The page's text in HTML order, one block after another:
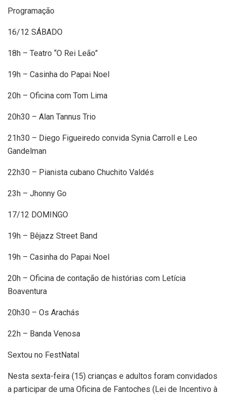
Programação
16/12 SÁBADO
18h – Teatro “O Rei Leão”
19h – Casinha do Papai Noel
20h – Oficina com Tom Lima
20h30 – Alan Tannus Trio
21h30 – Diego Figueiredo convida Synia Carroll e Leo
Gandelman
22h30 – Pianista cubano Chuchito Valdés
23h – Jhonny Go
17/12 DOMINGO
19h – Bêjazz Street Band
19h – Casinha do Papai Noel
20h – Oficina de contação de histórias com Letícia
Boaventura
20h30 – Os Arachás
22h – Banda Venosa
Sextou no FestNatal
Nesta sexta-feira (15) crianças e adultos foram convidados
a participar de uma Oficina de Fantoches (Lei de Incentivo à